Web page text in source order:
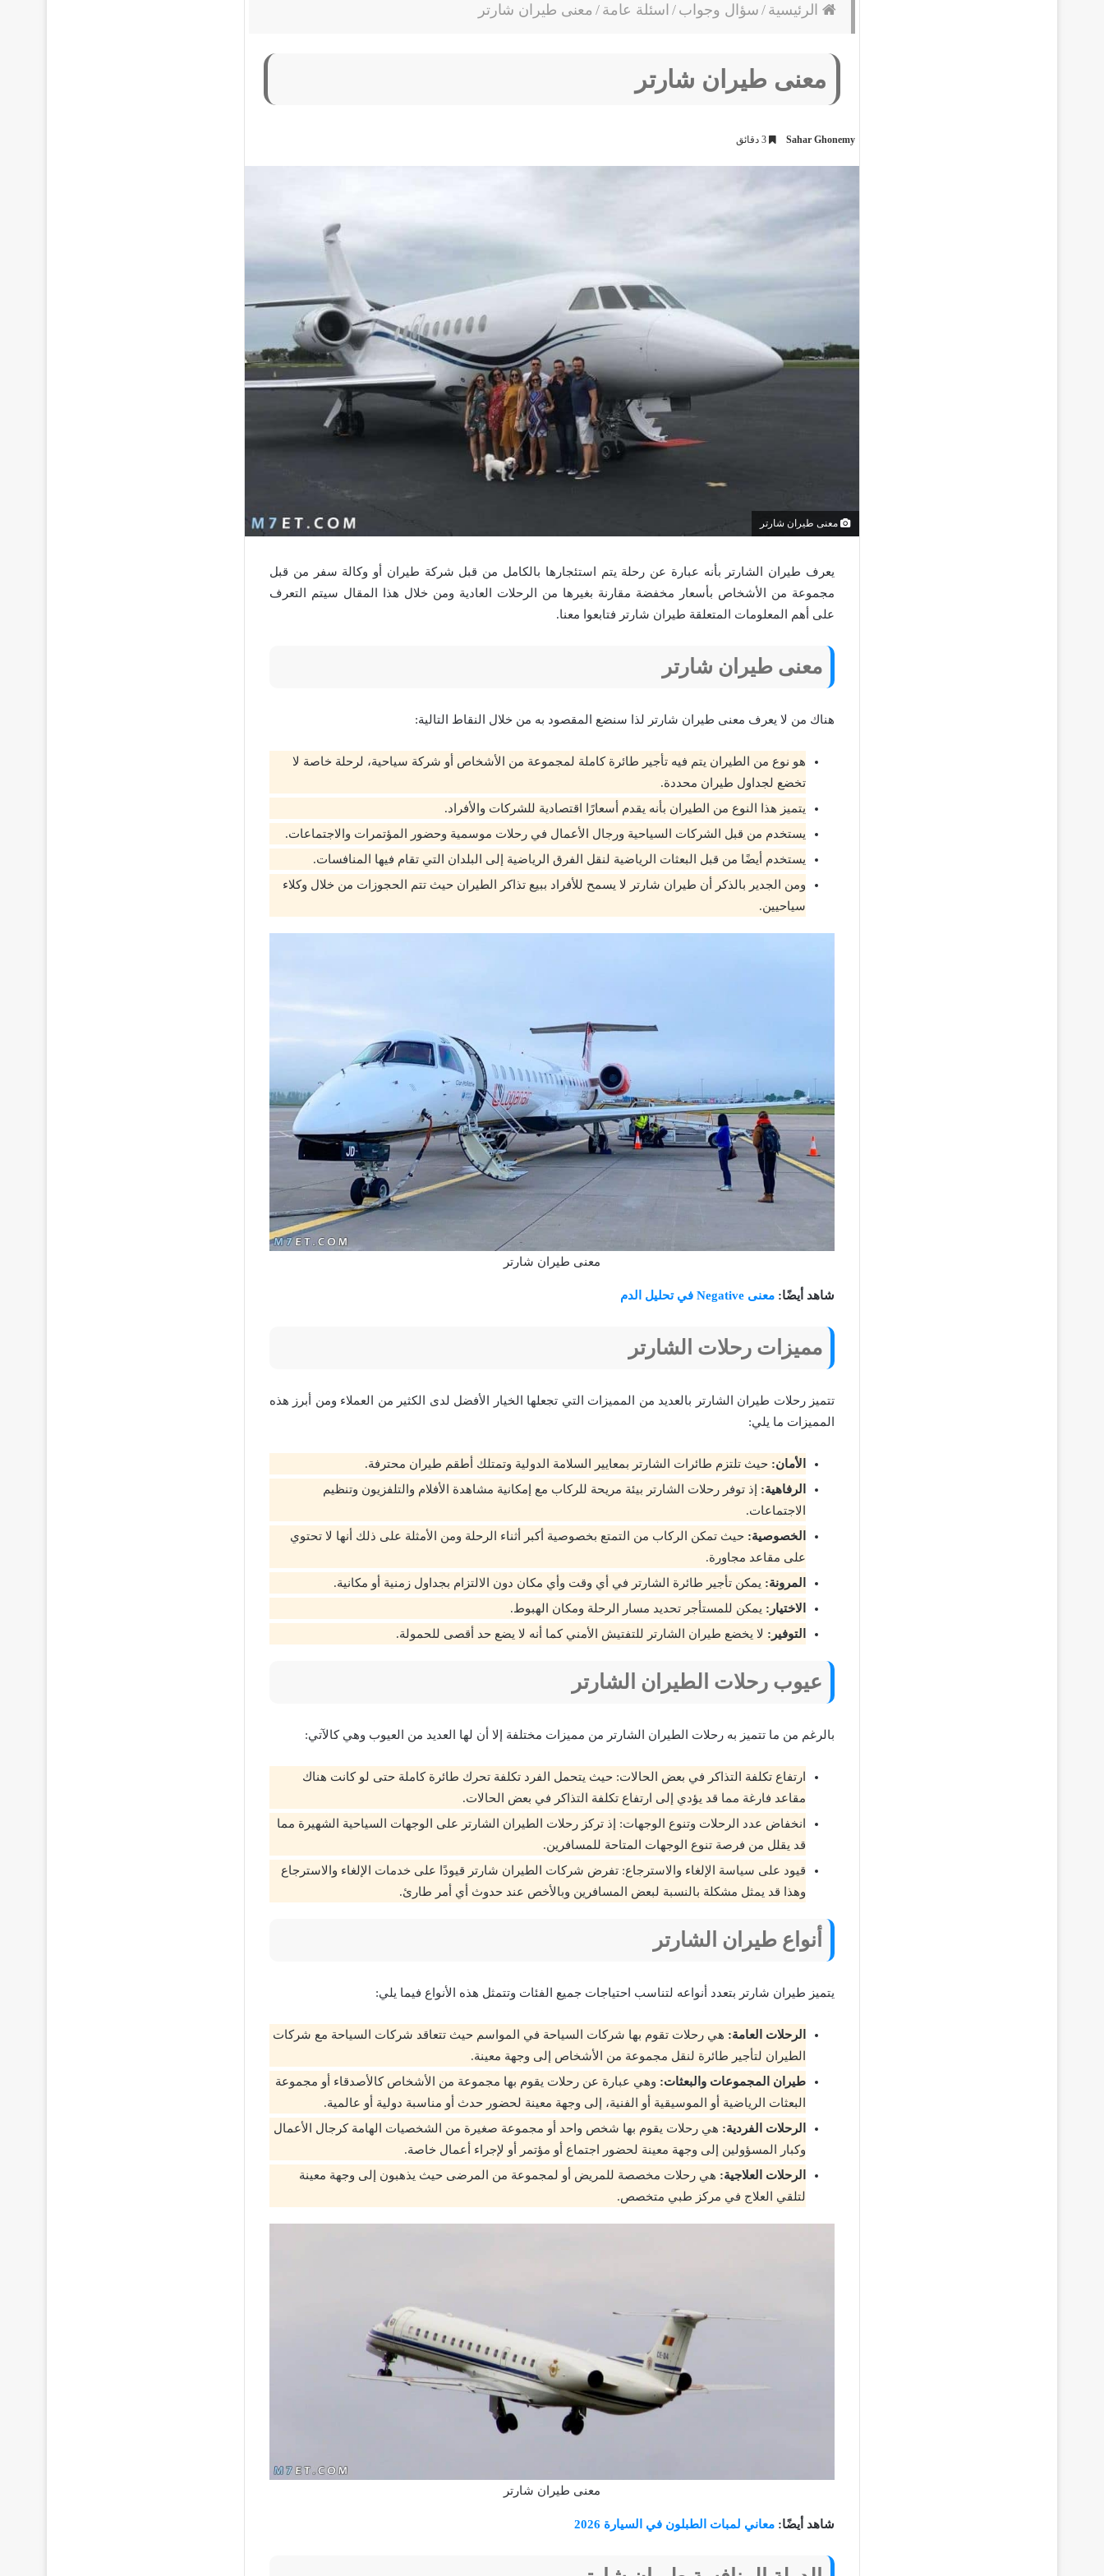
الرئيسية / سؤال وجواب / اسئلة عامة / معنى طيران شارتر
معنى طيران شارتر
Sahar Ghonemy
معنى طيران شارتر
يعرف طيران الشارتر بأنه عبارة عن رحلة يتم استئجارها بالكامل من قبل شركة طيران أو وكالة سفر من قبل
مجموعة من الأشخاص بأسعار مخفضة مقارنة بغيرها من الرحلات العادية ومن خلال هذا المقال سيتم التعرف
على أهم المعلومات المتعلقة طيران شارتر فتابعوا معنا.
معنى طيران شارتر
هناك من لا يعرف معنى طيران شارتر لذا سنضع المقصود به من خلال النقاط التالية:
هو نوع من الطيران يتم فيه تأجير طائرة كاملة لمجموعة من الأشخاص أو شركة سياحية، لرحلة خاصة لا
تخضع لجداول طيران محددة.
يتميز هذا النوع من الطيران بأنه يقدم أسعارًا اقتصادية للشركات والأفراد.
يستخدم من قبل الشركات السياحية ورجال الأعمال في رحلات موسمية وحضور المؤتمرات والاجتماعات.
يستخدم أيضًا من قبل البعثات الرياضية لنقل الفرق الرياضية إلى البلدان التي تقام فيها المنافسات.
ومن الجدير بالذكر أن طيران شارتر لا يسمح للأفراد ببيع تذاكر الطيران حيث تتم الحجوزات من خلال وكلاء
سياحيين.
معنى طيران شارتر
شاهد أيضًا: معنى Negative في تحليل الدم
مميزات رحلات الشارتر
تتميز رحلات طيران الشارتر بالعديد من المميزات التي تجعلها الخيار الأفضل لدى الكثير من العملاء ومن أبرز هذه
المميزات ما يلي:
الأمان: حيث تلتزم طائرات الشارتر بمعايير السلامة الدولية وتمتلك أطقم طيران محترفة.
الرفاهية:
إذ توفر رحلات الشارتر بيئة مريحة للركاب مع إمكانية مشاهدة الأفلام والتلفزيون وتنظيم
الاجتماعات.
الخصوصية: حيث تمكن الركاب من التمتع بخصوصية أكبر أثناء الرحلة ومن الأمثلة على ذلك أنها لا تحتوي
على مقاعد مجاورة.
المرونة: يمكن تأجير طائرة الشارتر في أي وقت وأي مكان دون الالتزام بجداول زمنية أو مكانية.
الاختيار: يمكن للمستأجر تحديد مسار الرحلة ومكان الهبوط.
التوفير: لا يخضع طيران الشارتر للتفتيش الأمني كما أنه لا يضع حد أقصى للحمولة.
عيوب رحلات الطيران الشارتر
بالرغم من ما تتميز به رحلات الطيران الشارتر من مميزات مختلفة إلا أن لها العديد من العيوب وهي كالآتي:
ارتفاع تكلفة التذاكر في بعض الحالات: حيث يتحمل الفرد تكلفة تحرك طائرة كاملة حتى لو كانت هناك
مقاعد فارغة مما قد يؤدي إلى ارتفاع تكلفة التذاكر في بعض الحالات.
انخفاض عدد الرحلات وتنوع الوجهات: إذ تركز رحلات الطيران الشارتر على الوجهات السياحية الشهيرة مما
قد يقلل من فرصة تنوع الوجهات المتاحة للمسافرين.
قيود على سياسة الإلغاء والاسترجاع: تفرض شركات الطيران شارتر قيودًا على خدمات الإلغاء والاسترجاع
وهذا قد يمثل مشكلة بالنسبة لبعض المسافرين وبالأخص عند حدوث أي أمر طارئ.
أنواع طيران الشارتر
يتميز طيران شارتر بتعدد أنواعه لتناسب احتياجات جميع الفئات وتتمثل هذه الأنواع فيما يلي:
الرحلات العامة: هي رحلات تقوم بها شركات السياحة في المواسم حيث تتعاقد شركات السياحة مع شركات
الطيران لتأجير طائرة لنقل مجموعة من الأشخاص إلى وجهة معينة.
طيران المجموعات والبعثات: وهي عبارة عن رحلات يقوم بها مجموعة من الأشخاص كالأصدقاء أو مجموعة
البعثات الرياضية أو الموسيقية أو الفنية، إلى وجهة معينة لحضور حدث أو مناسبة دولية أو عالمية.
الرحلات الفردية: هي رحلات يقوم بها شخص واحد أو مجموعة صغيرة من الشخصيات الهامة كرجال الأعمال
وكبار المسؤولين إلى وجهة معينة لحضور اجتماع أو مؤتمر أو لإجراء أعمال خاصة.
الرحلات العلاجية: هي رحلات مخصصة للمريض أو لمجموعة من المرضى حيث يذهبون إلى وجهة معينة
لتلقي العلاج في مركز طبي متخصص.
معنى طيران شارتر
شاهد أيضًا: معاني لمبات الطبلون في السيارة 2026